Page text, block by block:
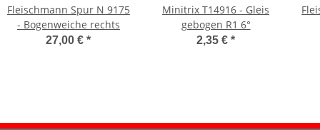
Fleischmann Spur N 9175
- Bogenweiche rechts
27,00 €*
Minitrix T14916 - Gleis
gebogen R1 6°
2,35 €*